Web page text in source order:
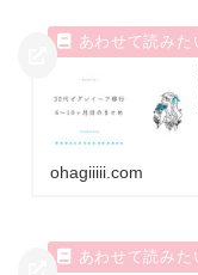
ohagiiiii.com